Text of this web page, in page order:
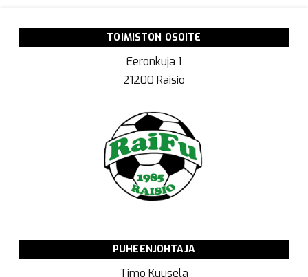
TOIMISTON OSOITE
Eeronkuja 1
21200 Raisio
PUHEENJOHTAJA
Timo Kuusela